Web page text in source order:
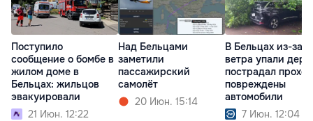
Поступило
сообщение о бомбе в
жилом доме в
Бельцах: жильцов
эвакуировали
21 Июн. 12:22
Над Бельцами
заметили
пассажирский
самолёт
20 Июн. 15:14
В Бельцах из-за
ветра упали
пострадал
повреждены
автомобили
7 Июн. 12:04